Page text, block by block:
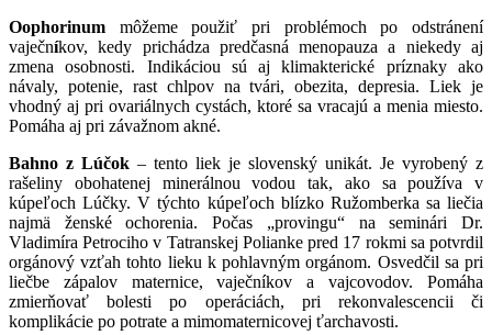
Oophorinum môžeme použiť pri problémoch po odstránení
vaječníkov, kedy prichádza predčasná menopauza a niekedy aj
zmena osobnosti. Indikáciou sú aj klimakterické príznaky ako
návaly, potenie, rast chlpov na tvári, obezita, depresia. Liek je
vhodný aj pri ovariálnych cystách, ktoré sa vracajú a menia miesto.
Pomáha aj pri závažnom akné.
Bahno z Lúčok – tento liek je slovenský unikát. Je vyrobený z
rašeliny obohatenej minerálnou vodou tak, ako sa používa v
kúpeľoch Lúčky. V týchto kúpeľoch blízko Ružomberka sa liečia
najmä ženské ochorenia. Počas „provingu“ na seminári Dr.
Vladimíra Petrociho v Tatranskej Polianke pred 17 rokmi sa potvrdil
orgánový vzťah tohto lieku k pohlavným orgánom. Osvedčil sa pri
liečbe zápalov maternice, vaječníkov a vajcovodov. Pomáha
zmierňovať bolesti po operáciách, pri rekonvalescencii či
komplikácie po potrate a mimomaternicovej ťarchavosti.